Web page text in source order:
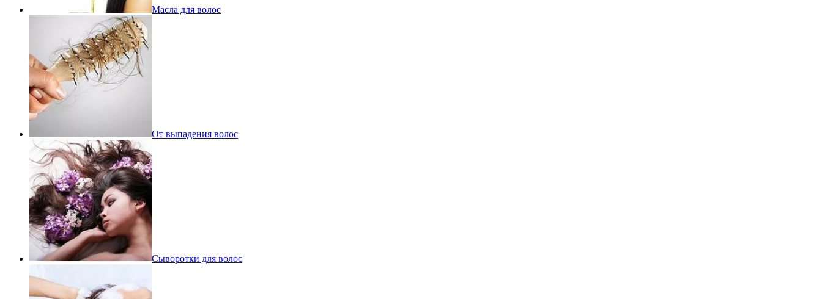
Масла для волос
От выпадения волос
Сыворотки для волос